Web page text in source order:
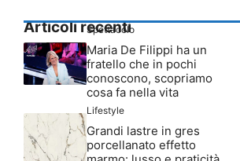
Articoli recenti
Spettacolo
Maria De Filippi ha un
fratello che in pochi
conoscono, scopriamo
cosa fa nella vita
Lifestyle
Grandi lastre in gres
porcellanato effetto